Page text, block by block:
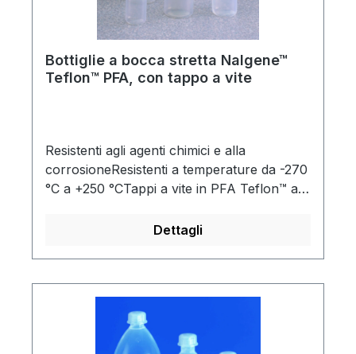
Bottiglie a bocca stretta Nalgene™
Teflon™ PFA, con tappo a vite
Resistenti agli agenti chimici e alla
corrosioneResistenti a temperature da -270
°C a +250 °CTappi a vite in PFA Teflon™ a
Dettagli